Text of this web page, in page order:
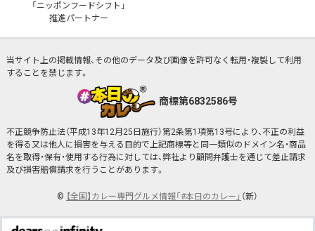
「ニッポンフードシフト」
推進パートナー
当サイト上の掲載情報、その他のデータ及び画像を許可なく転用・複製して利用
することを禁じます。
商標第6832586号
不正競争防止法（平成13年12月25日施行）第2条第1項第13号により、不正の利益
を得る又は他人に損害を与える目的で上記商標等と同一類似のドメイン名・商品
名を取得・保有・使用する行為に対しては、弊社より顧問弁護士を通じて差止請求
及び損害賠償請求を行うことがあります。
© 【全国】カレー専門グルメ情報「#本日のカレー」 （新）